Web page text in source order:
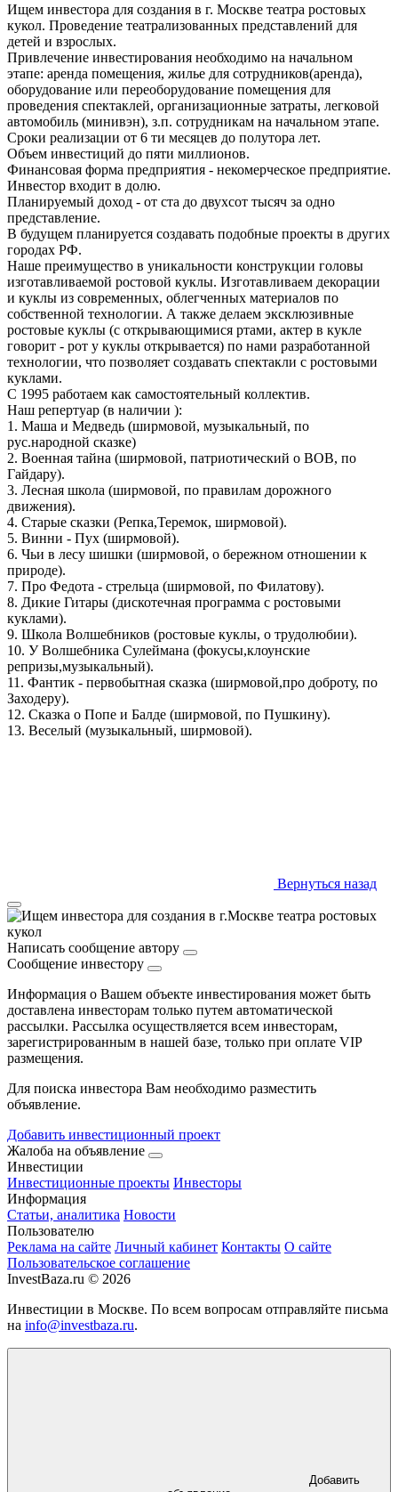
Ищем инвестора для создания в г. Москве театра ростовых
кукол. Проведение театрализованных представлений для
детей и взрослых.
Привлечение инвестирования необходимо на начальном
этапе: аренда помещения, жилье для сотрудников(аренда),
оборудование или переоборудование помещения для
проведения спектаклей, организационные затраты, легковой
автомобиль (минивэн), з.п. сотрудникам на начальном этапе.
Сроки реализации от 6 ти месяцев до полутора лет.
Объем инвестиций до пяти миллионов.
Финансовая форма предприятия - некомерческое предприятие.
Инвестор входит в долю.
Планируемый доход - от ста до двухсот тысяч за одно
представление.
В будущем планируется создавать подобные проекты в других
городах РФ.
Наше преимущество в уникальности конструкции головы
изготавливаемой ростовой куклы. Изготавливаем декорации
и куклы из современных, облегченных материалов по
собственной технологии. А также делаем эксклюзивные
ростовые куклы (с открывающимися ртами, актер в кукле
говорит - рот у куклы открывается) по нами разработанной
технологии, что позволяет создавать спектакли с ростовыми
куклами. ​ ​
С 1995 работаем как самостоятельный коллектив.​
Наш репертуар (в наличии ):
1. Маша и Медведь (ширмовой, музыкальный, по
рус.народной сказке)
2. Военная тайна (ширмовой, патриотический о ВОВ, по
Гайдару).
3. Лесная школа (ширмовой, по правилам дорожного
движения).
4. Старые сказки (Репка,Теремок, ширмовой).
5. Винни - Пух (ширмовой).
6. Чьи в лесу шишки (ширмовой, о бережном отношении к
природе).
7. Про Федота - стрельца (ширмовой, по Филатову).
8. Дикие Гитары (дискотечная программа с ростовыми
куклами).
9. Школа Волшебников (ростовые куклы, о трудолюбии).
10. У Волшебника Сулеймана (фокусы,клоунские
репризы,музыкальный).
11. Фантик - первобытная сказка (ширмовой,про доброту, по
Заходеру).
12. Сказка о Попе и Балде (ширмовой, по Пушкину).​
13. Веселый​ (музыкальный, ширмовой).
Вернуться назад
Написать сообщение автору
Сообщение инвестору
Информация о Вашем объекте инвестирования может быть
доставлена инвесторам только путем автоматической
рассылки. Рассылка осуществляется всем инвесторам,
зарегистрированным в нашей базе, только при оплате VIP
размещения.
Для поиска инвестора Вам необходимо разместить
объявление.
Добавить инвестиционный проект
Жалоба на объявление
Инвестиции
Инвестиционные проекты Инвесторы
Информация
Статьи, аналитика Новости
Пользователю
Реклама на сайте Личный кабинет Контакты О сайте
Пользовательское соглашение
InvestBaza.ru © 2026
Инвестиции в Москве. По всем вопросам отправляйте письма
на info@investbaza.ru.
Добавить